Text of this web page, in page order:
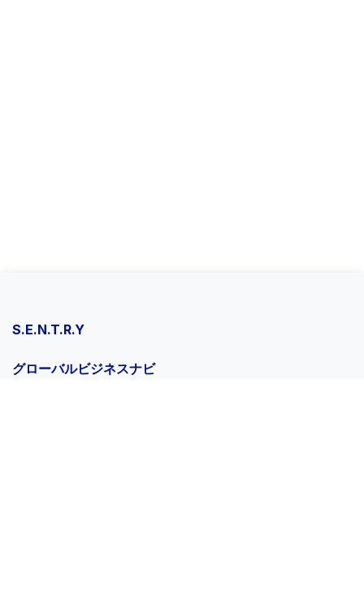
S.E.N.T.R.Y
グローバルビジネスナビ